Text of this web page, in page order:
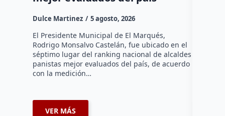
Dulce Martinez 5 agosto, 2026
El Presidente Municipal de El Marqués,
Rodrigo Monsalvo Castelán, fue ubicado en el
séptimo lugar del ranking nacional de alcaldes
panistas mejor evaluados del país, de acuerdo
con la medición…
VER MÁS